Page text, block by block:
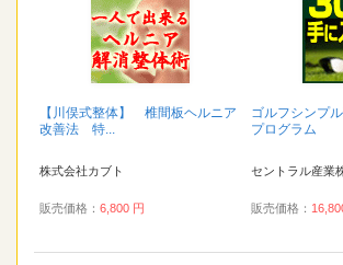
【川俣式整体】 椎間板ヘルニア
改善法 特...
株式会社カブト
販売価格： 6,800 円
ゴルフシンプ
プログラム
セントラル産業
販売価格：